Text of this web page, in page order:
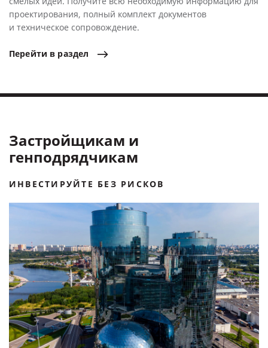
проектирования, полный комплект документов
и техническое сопровождение.
Перейти в раздел
Застройщикам и
генподрядчикам
ИНВЕСТИРУЙТЕ БЕЗ РИСКОВ